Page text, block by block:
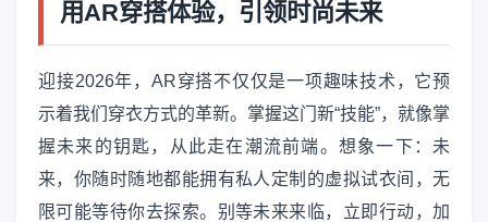
用AR穿搭体验，引领时尚未来
迎接2026年，AR穿搭不仅仅是一项趣味技术，它预
示着我们穿衣方式的革新。掌握这门新“技能”，就像掌
握未来的钥匙，从此走在潮流前端。想象一下：未
来，你随时随地都能拥有私人定制的虚拟试衣间，无
限可能等待你去探索。别等未来来临，立即行动，加